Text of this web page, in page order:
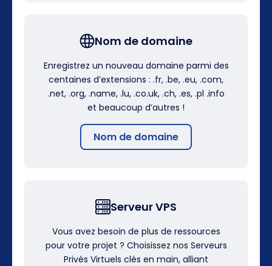
Nom de domaine
Enregistrez un nouveau domaine parmi des
centaines d’extensions : .fr, .be, .eu, .com,
.net, .org, .name, .lu, .co.uk, .ch, .es, .pl .info
et beaucoup d’autres !
Nom de domaine
Serveur VPS
Vous avez besoin de plus de ressources
pour votre projet ? Choisissez nos Serveurs
Privés Virtuels clés en main, alliant